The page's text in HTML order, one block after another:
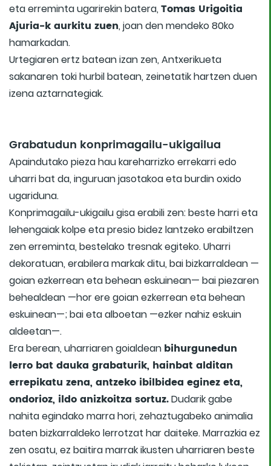
eta erreminta ugarirekin batera, Tomas Urigoitia
Ajuria-k aurkitu zuen, joan den mendeko 80ko
hamarkadan.
Urtegiaren ertz batean izan zen, Antxerikueta
sakanaren toki hurbil batean, zeinetatik hartzen duen
izena aztarnategiak.
Grabatudun konprimagailu-ukigailua
Apaindutako pieza hau kareharrizko errekarri edo
uharri bat da, inguruan jasotakoa eta burdin oxido
ugariduna.
Konprimagailu-ukigailu gisa erabili zen: beste harri eta
lehengaiak kolpe eta presio bidez lantzeko erabiltzen
zen erreminta, bestelako tresnak egiteko. Uharri
dekoratuan, erabilera markak ditu, bai bizkarraldean —
goian ezkerrean eta behean eskuinean— bai piezaren
behealdean —hor ere goian ezkerrean eta behean
eskuinean—; bai eta alboetan —ezker nahiz eskuin
aldeetan—.
Era berean, uharriaren goialdean bihurgunedun
lerro bat dauka grabaturik, hainbat alditan
errepikatu zena, antzeko ibilbidea eginez eta,
ondorioz, ildo anizkoitza sortuz.Dudarik gabe
nahita egindako marra hori, zehaztugabeko animalia
baten bizkarraldeko lerrotzat har daiteke. Marrazkia ez
zen osatu, ez baitira marrak ikusten uharriaren beste